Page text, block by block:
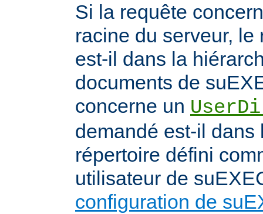
Si la requête
racine du serveur,
est-il dans la
documents de
concerne un
demandé est-il dans
répertoire défini
utilisateur de
configuration de